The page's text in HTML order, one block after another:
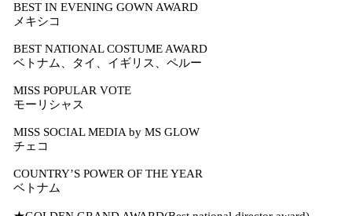
BEST IN EVENING GOWN AWARD
メキシコ
BEST NATIONAL COSTUME AWARD
ベトナム、タイ、イギリス、ペルー
MISS POPULAR VOTE
モーリシャス
MISS SOCIAL MEDIA by MS GLOW
チェコ
COUNTRY’S POWER OF THE YEAR
ベトナム